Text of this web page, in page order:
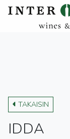
TAKAISIN
IDDA